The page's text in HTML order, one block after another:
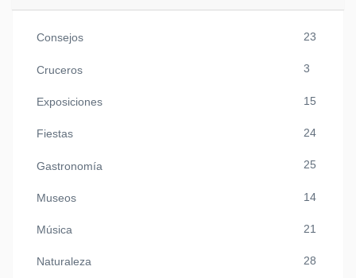
Consejos 23
Cruceros 3
Exposiciones 15
Fiestas 24
Gastronomía 25
Museos 14
Música 21
Naturaleza 28